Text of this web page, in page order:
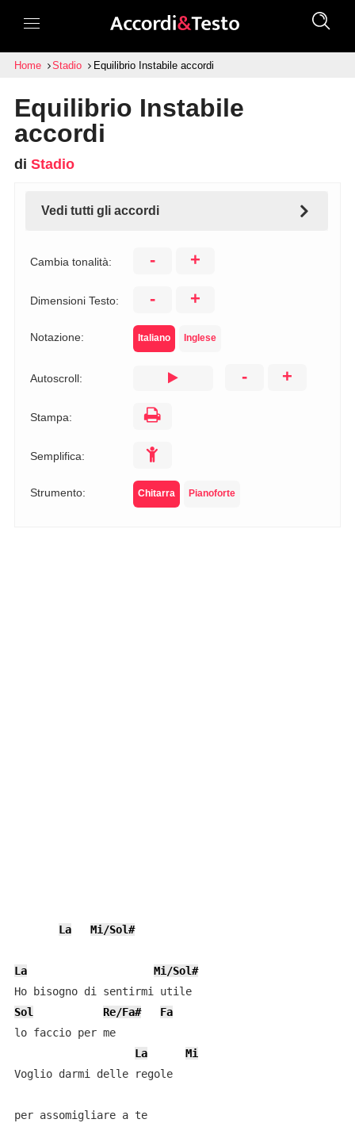
Home Stadio Equilibrio Instabile accordi
Equilibrio Instabile
accordi
di Stadio
Vedi tutti gli accordi
Cambia tonalità: - +
Dimensioni Testo: - +
Notazione: Italiano Inglese
Autoscroll: - +
Stampa:
Semplifica:
Strumento: Chitarra Pianoforte
La Mi/Sol#
La
Mi/Sol#
Ho bisogno di sentirmi utile
Sol
Re/Fa#
Fa
lo faccio per me
La
Mi
Voglio darmi delle regole
per assomigliare a te